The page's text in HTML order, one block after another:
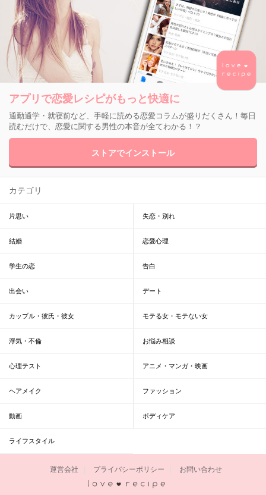
アプリで恋愛レシピがもっと快適に
通勤通学・就寝前など、手軽に読める恋愛コラムが盛りだくさん！毎日
読むだけで、恋愛に関する男性の本音が全てわかる！？
ストアでインストール
カテゴリ
片思い 失恋・別れ
結婚 恋愛心理
学生の恋 告白
出会い デート
カップル・彼氏・彼女 モテる女・モテない女
浮気・不倫 お悩み相談
心理テスト アニメ・マンガ・映画
ヘアメイク ファッション
動画 ボディケア
ライフスタイル
運営会社 プライバシーポリシー お問い合わせ